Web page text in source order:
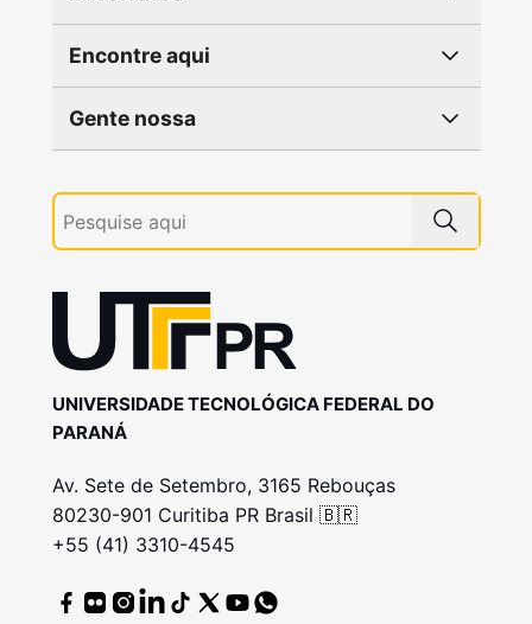
Encontre aqui
Gente nossa
UNIVERSIDADE TECNOLÓGICA FEDERAL DO
PARANÁ
Av. Sete de Setembro, 3165 Rebouças
80230-901 Curitiba PR Brasil 🇧🇷
+55 (41) 3310-4545